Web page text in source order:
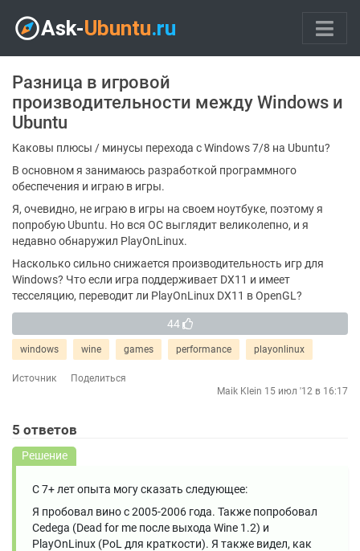
Разница в игровой
производительности между Windows и
Ubuntu
Каковы плюсы / минусы перехода с Windows 7/8 на Ubuntu?
В основном я занимаюсь разработкой программного
обеспечения и играю в игры.
Я, очевидно, не играю в игры на своем ноутбуке, поэтому я
попробую Ubuntu. Но вся ОС выглядит великолепно, и я
недавно обнаружил PlayOnLinux.
Насколько сильно снижается производительность игр для
Windows? Что если игра поддерживает DX11 и имеет
тесселяцию, переводит ли PlayOnLinux DX11 в OpenGL?
44
windows wine games performance playonlinux
Источник
Поделиться
Maik Klein 15 июл '12 в 16:17
5 ответов
Решение
С 7+ лет опыта могу сказать следующее:
Я пробовал вино с 2005-2006 года. Также попробовал
Cedega (Dead for me после выхода Wine 1.2) и
PlayOnLinux (PoL для краткости). Я также видел, как